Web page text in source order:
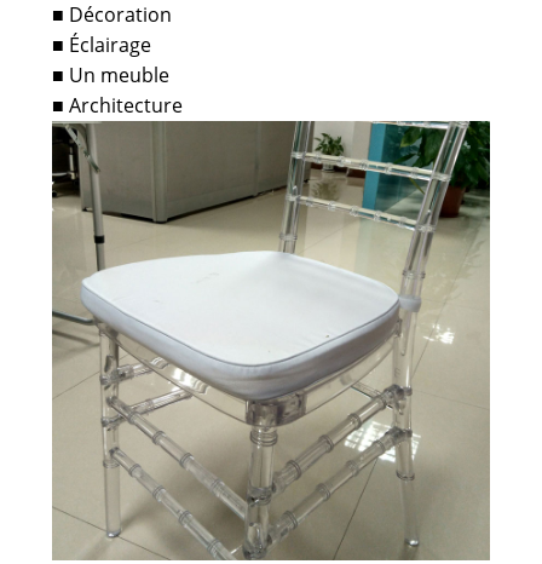
■ Décoration
■ Éclairage
■ Un meuble
■ Architecture